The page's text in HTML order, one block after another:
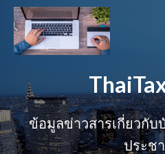
ข้อมูลข่าวสารเกี่ยวกั
ประช